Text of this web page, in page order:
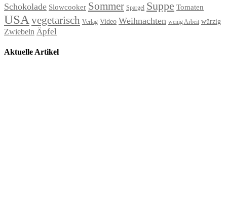
Schokolade Slowcooker Sommer Spargel Suppe Tomaten
USA vegetarisch Verlag Video Weihnachten wenig Arbeit würzig
Zwiebeln Äpfel
Aktuelle Artikel